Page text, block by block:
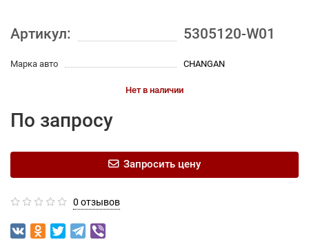
Артикул: 5305120-W01
Марка авто CHANGAN
Нет в наличии
По запросу
Запросить цену
0 отзывов